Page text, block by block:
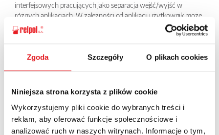
Zgoda Szczegóły O plikach cookies
Niniejsza strona korzysta z plików cookie
Wykorzystujemy pliki cookie do wybranych treści i
reklam, aby oferować funkcje społecznościowe i
analizować ruch w naszych witrynach. Informacje o tym,
interfejsowych pracujących jako separacja wejść/wyjść w
różnych aplikacjach. W zależności od aplikacji użytkownik może
sam określić jaki przekaźnik wykonawczy do tego modułu
zastosuje: elektromagnetyczny RM699B lub półprzewodnikowy
serii RSR30. W tej grupie produktów znajduje się też przekaźnik z
wbudowanym filtrem przeciwzakłóceniowym do długich linii